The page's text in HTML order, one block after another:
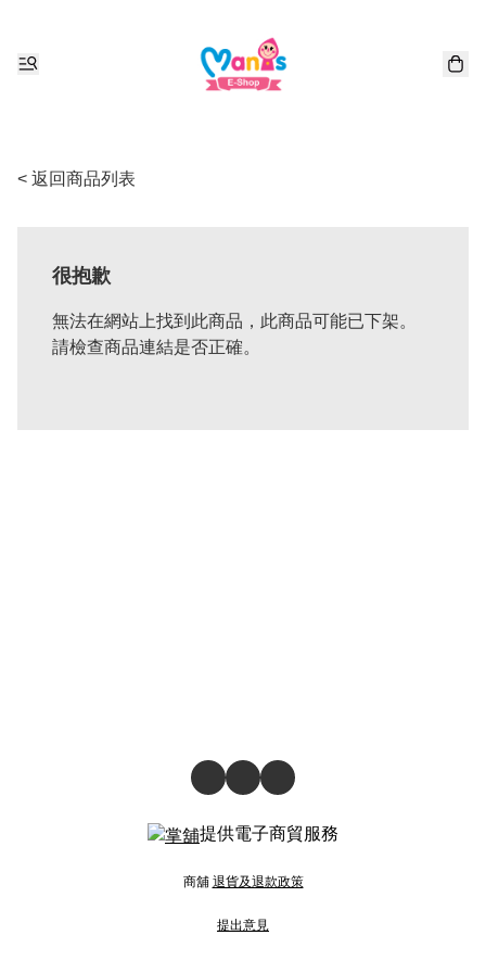
< 返回商品列表
很抱歉
無法在網站上找到此商品，此商品可能已下架。
請檢查商品連結是否正確。
提供電子商貿服務
商舖 退貨及退款政策
提出意見